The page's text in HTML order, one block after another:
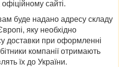
сайті.
буде надано адресу складу
яку необхідно
доставки при оформленні
компанії отримають
їх до України.